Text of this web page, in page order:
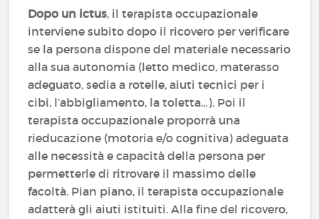
Dopo un ictus, il terapista occupazionale
interviene subito dopo il ricovero per verificare
se la persona dispone del materiale necessario
alla sua autonomia (letto medico, materasso
adeguato, sedia a rotelle, aiuti tecnici per i
cibi, l’abbigliamento, la toletta…). Poi il
terapista occupazionale proporrà una
rieducazione (motoria e/o cognitiva) adeguata
alle necessità e capacità della persona per
permetterle di ritrovare il massimo delle
facoltà. Pian piano, il terapista occupazionale
adatterà gli aiuti istituiti. Alla fine del ricovero,